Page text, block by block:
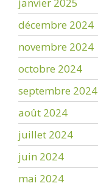
décembre 2024
novembre 2024
octobre 2024
septembre 2024
août 2024
juillet 2024
juin 2024
mai 2024